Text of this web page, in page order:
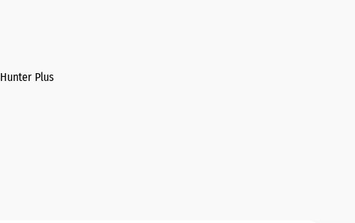
Hunter Plus